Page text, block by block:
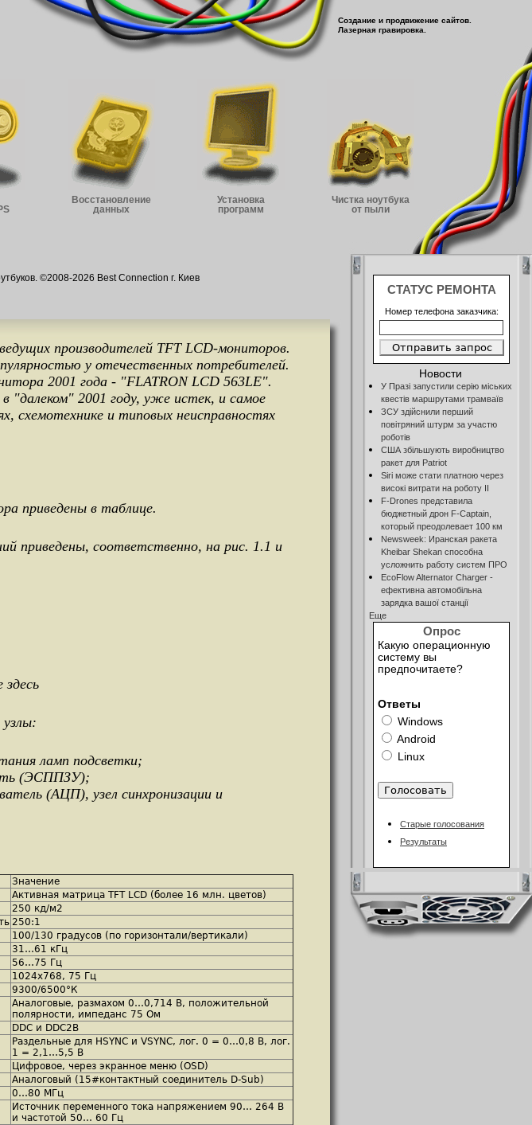
Создание и продвижение сайтов.
Лазерная гравировка.
Восстановление
данных
Установка
программ
Чистка ноутбука
от пыли
производителей TFT LCD-мониторов.
у отечественных потребителей.
2001 года - "FLATRON LCD 563LE".
"далеком" 2001 году, уже истек, и самое
схемотехнике и типовых неисправностях
приведены в таблице.
приведены, соответственно, на рис. 1.1 и
ламп подсветки;
(ЭСППЗУ);
(АЦП), узел синхронизации и
Значение
Активная матрица TFT LCD (более 16 млн. цветов)
250 кд/м2
250:1
100/130 градусов (по горизонтали/вертикали)
31…61 кГц
56…75 Гц
1024х768, 75 Гц
9300/6500°К
Аналоговые, размахом 0…0,714 В, положительной
полярности, импеданс 75 Ом
DDC и DDC2B
Раздельные для НSYNC и VSYNC, лог. 0 = 0…0,8 В, лог.
1 = 2,1…5,5 В
Цифровое, через экранное меню (OSD)
Аналоговый (15#контактный соединитель D-Sub)
0…80 МГц
Источник переменного тока напряжением 90… 264 В
и частотой 50… 60 Гц
СТАТУС РЕМОНТА
Номер телефона заказчика:
Новости
У Празі запустили серію міських
квестів маршрутами трамваїв
ЗСУ здійснили перший
повітряний штурм за участю
роботів
США збільшують виробництво
ракет для Patriot
Siri може стати платною через
високі витрати на роботу ІІ
F-Drones представила
бюджетный дрон F-Сaptain,
который преодолевает 100 км
Newsweek: Иранская ракета
Kheibar Shekan способна
усложнить работу систем ПРО
EcoFlow Alternator Charger -
ефективна автомобільна
зарядка вашої станції
Еще
Опрос
Какую операционную
систему вы
предпочитаете?
Ответы
Windows
Android
Linux
Старые голосования
Результаты
©2008-2026 Best Connection г. Киев